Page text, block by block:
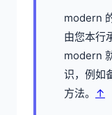
modern
由您本行
modern
识，例如
方法。
↑